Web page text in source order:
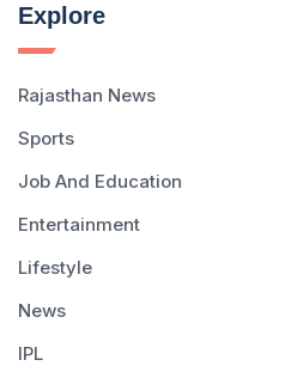
Explore
Rajasthan News
Sports
Job And Education
Entertainment
Lifestyle
News
IPL